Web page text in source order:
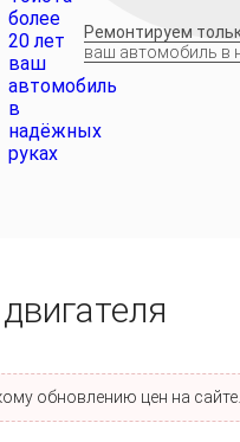
Ремонтируем
ваш автомобиль в
обновлению цен на сайте.